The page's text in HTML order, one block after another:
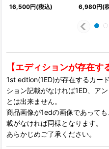
16,500円(税込)
6,980円(
【エディションが存在す
1st edtion(1ED)が存在するカー
ション記載がなければ1ED、ア
とは出来ません。
商品画像が1edの画像であって
載がなければ同様となります。
あらかじめご了承ください。